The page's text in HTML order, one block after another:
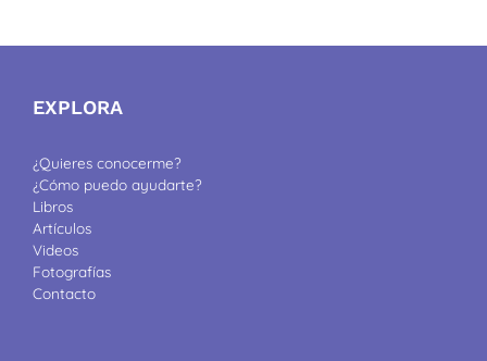
EXPLORA
¿Quieres conocerme?
¿Cómo puedo ayudarte?
Libros
Artículos
Videos
Fotografías
Contacto